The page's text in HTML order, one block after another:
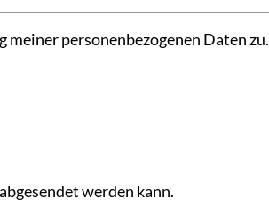
meiner personenbezogenen Daten zu.
werden kann.